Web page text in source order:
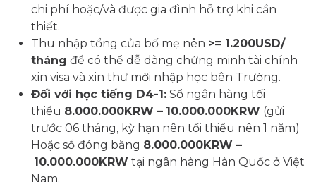
chi phí hoặc/và được gia đình hỗ trợ khi cần
thiết.
Thu nhập tổng của bố mẹ nên >= 1.200USD/
tháng để có thể dễ dàng chứng minh tài chính
xin visa và xin thư mời nhập học bên Trường.
Đối với học tiếng D4-1: Sổ ngân hàng tối
thiểu 8.000.000KRW – 10.000.000KRW (gửi
trước 06 tháng, kỳ hạn nên tối thiểu nên 1 năm)
Hoặc sổ đóng băng 8.000.000KRW –
10.000.000KRW tại ngân hàng Hàn Quốc ở Việt
Nam.